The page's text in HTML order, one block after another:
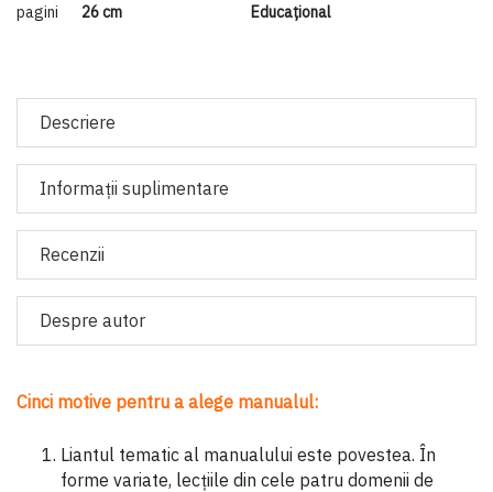
pagini
26 cm
Educaţional
Descriere
Informaţii suplimentare
Recenzii
Despre autor
Cinci motive pentru a alege manualul:
Liantul tematic al manualului este povestea. În
forme variate, lecțiile din cele patru domenii de